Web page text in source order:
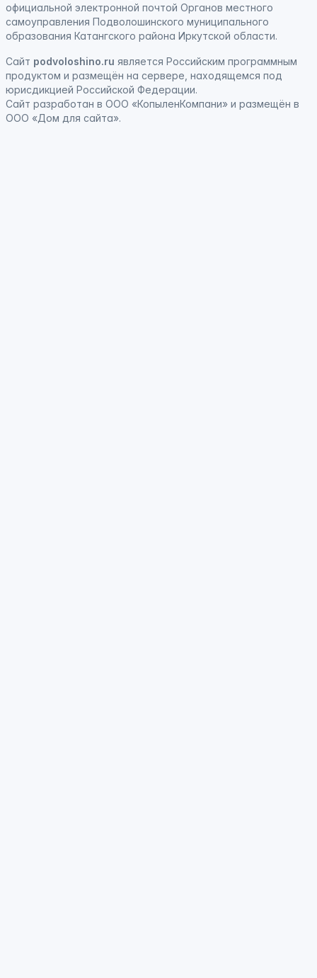
официальной электронной почтой Органов местного
самоуправления Подволошинского муниципального
образования Катангского района Иркутской области.
Сайт podvoloshino.ru является Российским программным
продуктом и размещён на сервере, находящемся под
юрисдикцией Российской Федерации.
Сайт разработан в ООО «КопыленКомпани» и размещён в
ООО «Дом для сайта».